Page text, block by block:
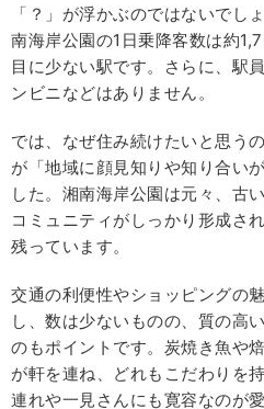
「？」が浮かぶのではないでし
南海岸公園の1日乗降客数は約
目に少ない駅です。さらに、駅
ンビニなどはありません。
では、なぜ住み続けたいと思う
が「地域に顔見知りや知り合い
した。湘南海岸公園は元々、古
コミュニティがしっかり形成さ
残っています。
交通の利便性やショッピングの
し、数は少ないものの、質の高
のもポイントです。炭焼き魚や
が軒を連ね、どれもこだわりを
連れや一見さんにも寛容なのが